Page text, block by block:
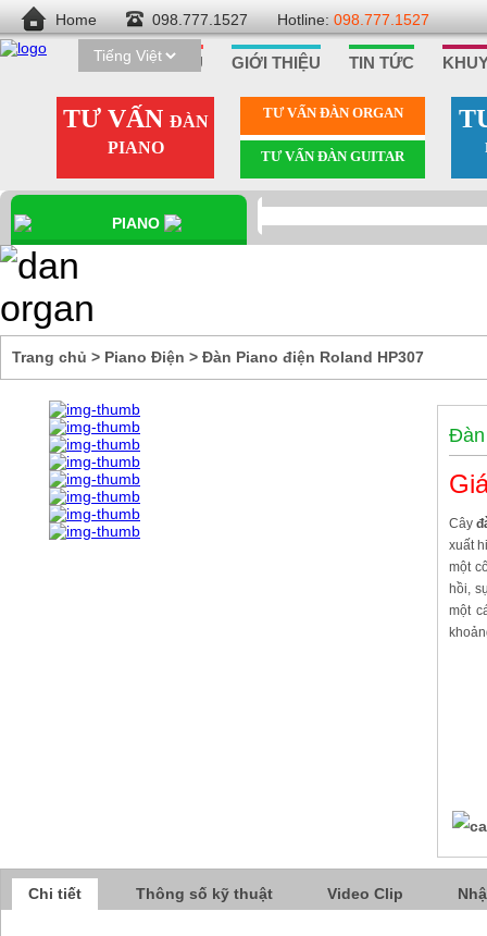
Home 098.777.1527 Hotline: 098.777.1527
TRANG CHỦ GIỚI THIỆU TIN TỨC
TƯ VẤN ĐÀN
PIANO
TƯ VẤN ÐÀN ORGAN
TƯ VẤN ÐÀN GUITAR
PIANO
Trang chủ > Piano Điện > Đàn Piano điện Roland HP307
Đàn
Cây
xuất
một
hồi,
một
Chi tiết Thông số kỹ thuật Video Clip